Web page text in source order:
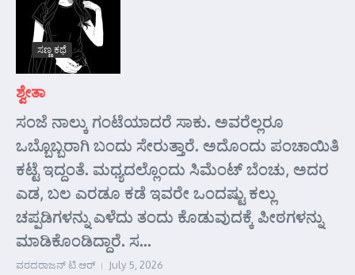
ಸಣ್ಣ ಕಥೆ
ಶ್ವೇತಾ
ಸಂಜೆ ನಾಲ್ಕು ಗಂಟೆಯಾದರೆ ಸಾಕು. ಅವರೆಲ್ಲರೂ
ಒಬ್ಬೊಬ್ಬರಾಗಿ ಬಂದು ಸೇರುತ್ತಾರೆ. ಅದೊಂದು ಪಂಚಾಯಿತಿ
ಕಟ್ಟೆ ಇದ್ದಂತೆ. ಮಧ್ಯದಲ್ಲೊಂದು ಸಿಮೆಂಟ್ ಬೆಂಚು, ಅದರ
ಎಡ, ಬಲ ಎರಡೂ ಕಡೆ ಇವರೇ ಒಂದಷ್ಟು ಕಲ್ಲು
ಚಪ್ಪಡಿಗಳನ್ನು ಎಳೆದು ತಂದು ಕೊಡುವುದಕ್ಕೆ ಪೀಠಗಳನ್ನು
ಮಾಡಿಕೊಂಡಿದ್ದಾರೆ. ಸ...
ವರದರಾಜನ್ ಟಿ ಆರ್ July 5, 2026